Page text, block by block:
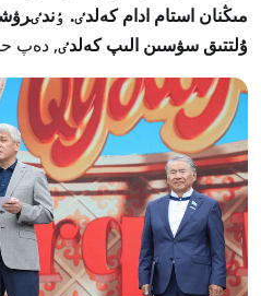
ۇلتتىق سۋسىن الىپ كەلدٸ, دەپ